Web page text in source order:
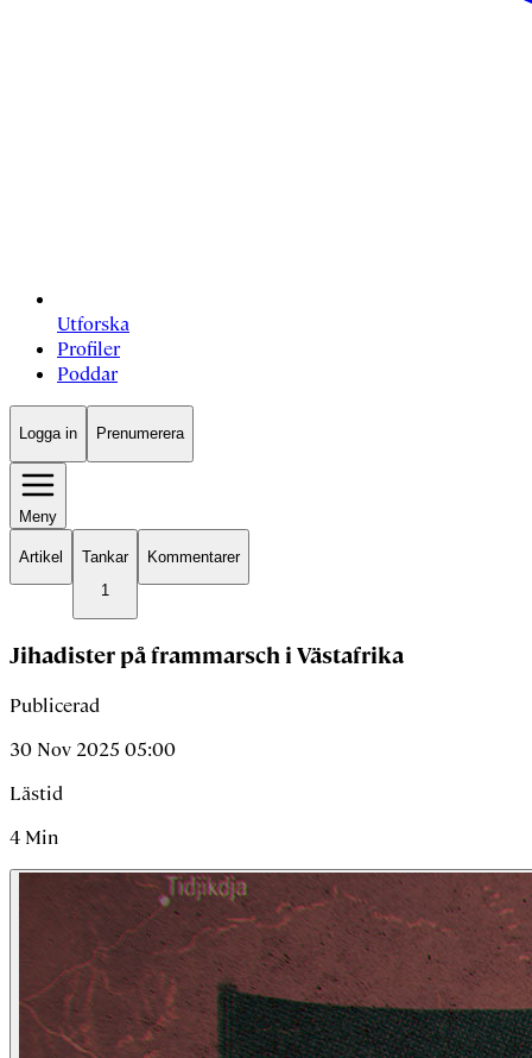
Utforska
Profiler
Poddar
Logga in Prenumerera
Meny
Artikel
Tankar
1
Kommentarer
Jihadister på frammarsch i Västafrika
Publicerad
30 Nov 2025 05:00
Lästid
4 Min